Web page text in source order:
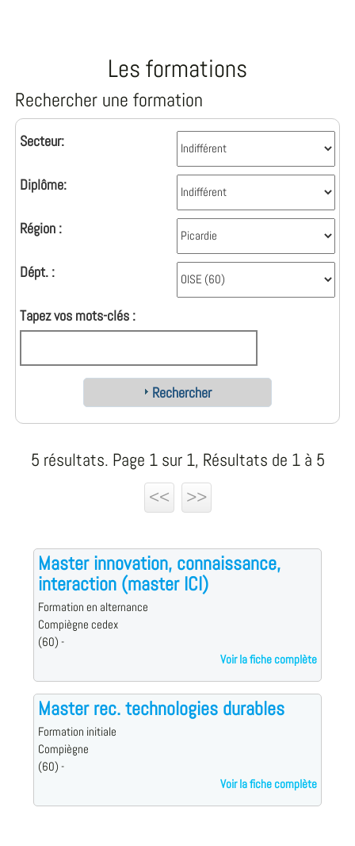
Les formations
Rechercher une formation
Secteur:
Diplôme:
Région :
Dépt. :
Tapez vos mots-clés :
Rechercher
5 résultats. Page 1 sur 1, Résultats de 1 à 5
<<
>>
Master innovation, connaissance,
interaction (master ICI)
Formation en alternance
Compiègne cedex
(60) -
Voir la fiche complète
Master rec. technologies durables
Formation initiale
Compiègne
(60) -
Voir la fiche complète